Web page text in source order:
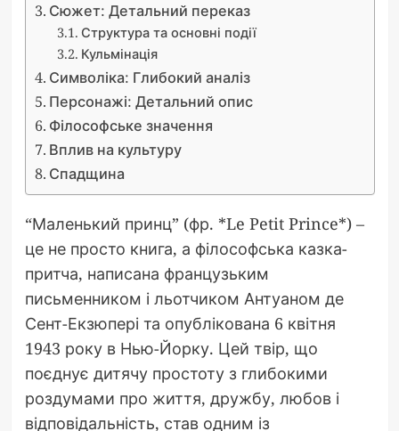
Сюжет: Детальний переказ
Структура та основні події
Кульмінація
Символіка: Глибокий аналіз
Персонажі: Детальний опис
Філософське значення
Вплив на культуру
Спадщина
“Маленький принц” (фр. *Le Petit Prince*) –
це не просто книга, а філософська казка-
притча, написана французьким
письменником і льотчиком Антуаном де
Сент-Екзюпері та опублікована 6 квітня
1943 року в Нью-Йорку. Цей твір, що
поєднує дитячу простоту з глибокими
роздумами про життя, дружбу, любов і
відповідальність, став одним із